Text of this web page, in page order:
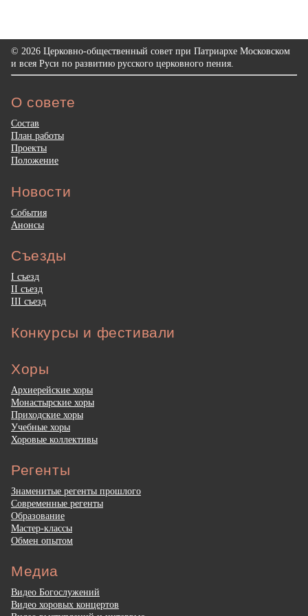
© 2026 Церковно-общественный совет при Патриархе Московском
и всея Руси по развитию русского церковного пения.
О совете
Состав
План работы
Проекты
Положение
Новости
События
Анонсы
Съезды
I съезд
II съезд
III съезд
Конкурсы и фестивали
Хоры
Архиерейские хоры
Монастырские хоры
Приходские хоры
Учебные хоры
Хоровые коллективы
Регенты
Знаменитые регенты прошлого
Современные регенты
Образование
Мастер-классы
Обмен опытом
Медиа
Видео Богослужений
Видео хоровых концертов